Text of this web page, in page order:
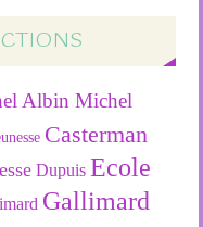
Albin Michel
Casterman
Dupuis Ecole
Gallimard